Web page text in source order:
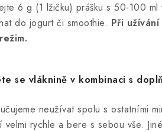
6 g (1 lžičku) prášku s 50-100
do jogurt či smoothie. Při
se vláknině v kombinaci s
neužívat spolu s ostatními
velmi rychle a bere s sebou vše.